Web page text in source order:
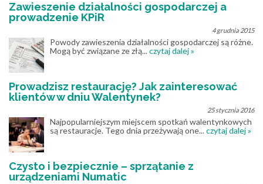
Zawieszenie działalności gospodarczej a
prowadzenie KPiR
4 grudnia 2015
Powody zawieszenia działalności gospodarczej są różne.
Mogą być związane ze złą...czytaj dalej »
Prowadzisz restaurację? Jak zainteresować
klientów w dniu Walentynek?
25 stycznia 2016
Najpopularniejszym miejscem spotkań walentynkowych
są restauracje. Tego dnia przeżywają one...czytaj dalej »
Czysto i bezpiecznie – sprzątanie z
urządzeniami Numatic